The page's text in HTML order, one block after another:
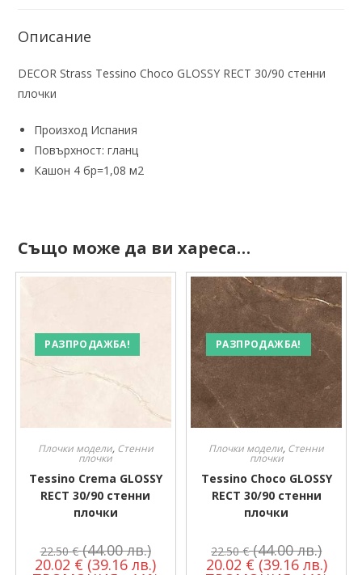
Описание
DECOR Strass Tessino Choco GLOSSY RECT 30/90 стенни
плочки
Произход Испания
Повърхност: гланц
Кашон 4 бр=1,08 м2
Също може да ви хареса…
РАЗПРОДАЖБА!
Плочки модели, Стенни
плочки
Tessino Crema GLOSSY
RECT 30/90 стенни
плочки
22.50€ (44.00 лв.)
20.02 € (39.16 лв.)
РАЗПРОДАЖБА!
Плочки модели, Стенни
плочки
Tessino Choco GLOSSY
RECT 30/90 стенни
плочки
22.50€ (44.00 лв.)
20.02 € (39.16 лв.)